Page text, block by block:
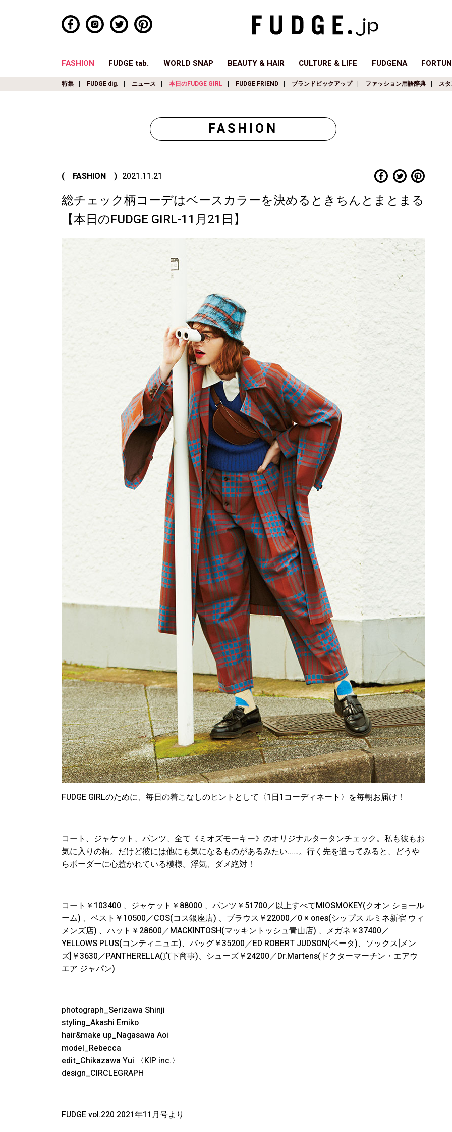
FASHION FUDGE tab. WORLD SNAP BEAUTY & HAIR CULTURE & LIFE FUDGENA
特集 FUDGE dig. ニュース 本日のFUDGE GIRL FUDGE FRIEND ブランドピックアップ ファッション用語辞典 ス
FASHION
( FASHION ) 2021.11.21
総チェック柄コーデはベースカラーを決めるときちんとまとまる
【本日のFUDGE GIRL-11月21日】
FUDGE GIRLのために、毎日の着こなしのヒントとして〈1日1コーディネート〉を毎朝お届け！
コート、ジャケット、パンツ、全て《ミオズモーキー》のオリジナルタータンチェック。私も彼もお
気に入りの柄。だけど彼には他にも気になるものがあるみたい……。行く先を追ってみると、どうや
らボーダーに心惹かれている模様。浮気、ダメ絶対！
コート￥103400 、ジャケット￥88000 、パンツ￥51700／以上すべてMIOSMOKEY(クオン ショール
ーム) 、ベスト￥10500／COS(コス銀座店) 、ブラウス￥22000／0 × ones(シップス ルミネ新宿 ウィ
メンズ店) 、ハット￥28600／MACKINTOSH(マッキントッシュ青山店) 、メガネ￥37400／
YELLOWS PLUS(コンティニュエ)、バッグ￥35200／ED ROBERT JUDSON(ベータ)、ソックス[メン
ズ]￥3630／PANTHERELLA(真下商事)、シューズ￥24200／Dr.Martens(ドクターマーチン・エアウ
エア ジャパン)
photograph_Serizawa Shinji
styling_Akashi Emiko
hair&make up_Nagasawa Aoi
model_Rebecca
edit_Chikazawa Yui 〈KIP inc.〉
design_CIRCLEGRAPH
FUDGE vol.220 2021年11月号より